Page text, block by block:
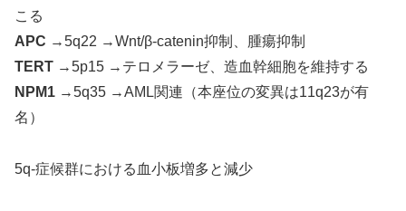
こる
APC →5q22 →Wnt/β-catenin抑制、腫瘍抑制
TERT →5p15 →テロメラーゼ、造血幹細胞を維持する
NPM1 →5q35 →AML関連（本座位の変異は11q23が有
名）
5q-症候群における血小板増多と減少